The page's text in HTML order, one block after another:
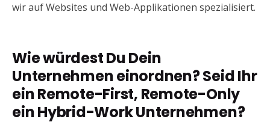
wir auf Websites und Web-Applikationen spezialisiert.
Wie würdest Du Dein
Unternehmen einordnen? Seid Ihr
einRemote-First, Remote-Only
ein Hybrid-Work Unternehmen?